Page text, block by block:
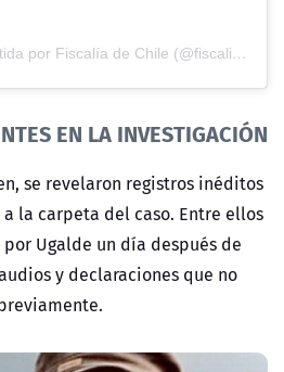
Una publicación compartida por Fiscalía de Chile (@fiscaliadechile)
EN LA INVESTIGACIÓN
se revelaron registros inéditos
la carpeta del caso. Entre ellos
Ugalde un día después de
y declaraciones que no